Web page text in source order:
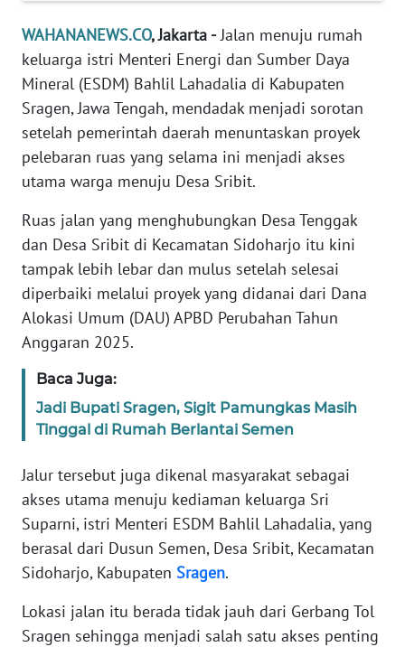
WAHANANEWS.CO, Jakarta -Jalan menuju rumah
keluarga istri Menteri Energi dan Sumber Daya
Mineral (ESDM) Bahlil Lahadalia di Kabupaten
Sragen, Jawa Tengah, mendadak menjadi sorotan
setelah pemerintah daerah menuntaskan proyek
pelebaran ruas yang selama ini menjadi akses
utama warga menuju Desa Sribit.
Ruas jalan yang menghubungkan Desa Tenggak
dan Desa Sribit di Kecamatan Sidoharjo itu kini
tampak lebih lebar dan mulus setelah selesai
diperbaiki melalui proyek yang didanai dari Dana
Alokasi Umum (DAU) APBD Perubahan Tahun
Anggaran 2025.
Baca Juga:
Jadi Bupati Sragen, Sigit Pamungkas Masih
Tinggal di Rumah Berlantai Semen
Jalur tersebut juga dikenal masyarakat sebagai
akses utama menuju kediaman keluarga Sri
Suparni, istri Menteri ESDM Bahlil Lahadalia, yang
berasal dari Dusun Semen, Desa Sribit, Kecamatan
Sidoharjo, Kabupaten Sragen.
Lokasi jalan itu berada tidak jauh dari Gerbang Tol
Sragen sehingga menjadi salah satu akses penting
KONTAK
KAMI
INFO
KAMI
PEDOMAN
MEDIA
SIBER
REDAKSI
DISCLAIMER
Wahana
News
Regional
WN
WN